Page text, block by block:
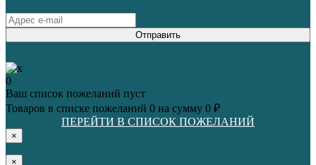
Отправить
0
Ваш список пожеланий пуст
Товаров в списке пожеланий 0 на сумму 0 ₽
ПЕРЕЙТИ В СПИСОК ПОЖЕЛАНИЙ
×
×